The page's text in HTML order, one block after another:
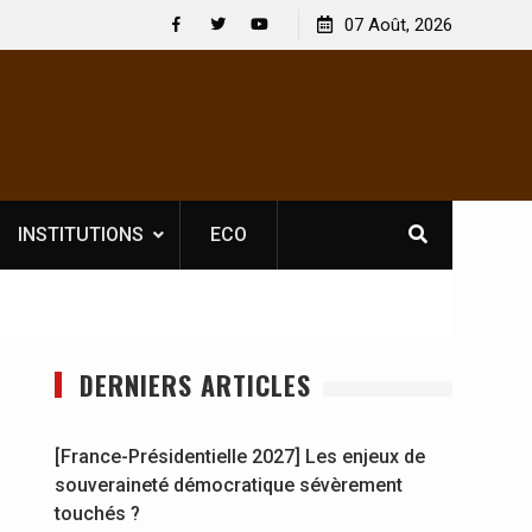
licence obligatoire pour les spectacles : En
l’opérateur culturel Soldat Jahboy se
[France-
souveraineté
07 Août, 2026
INSTITUTIONS ECO
DERNIERS ARTICLES
[France-Présidentielle 2027] Les enjeux de
souveraineté démocratique sévèrement
touchés ?